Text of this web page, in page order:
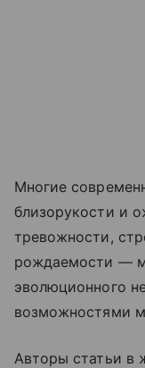
Многие
близорукости и
тревожности,
рождаемости —
эволюционного
возможностями
Авторы статьи в